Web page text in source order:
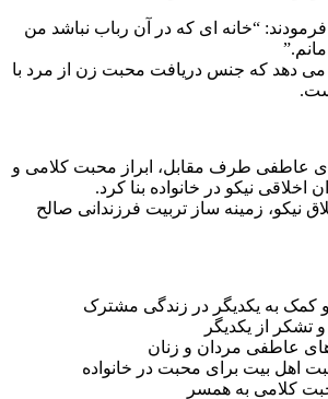
“خانه ای که در آن رباب نباشد من
دهد که جنس دریافت محبت زن از مرد با
عاطفی طرف مقابل، ابراز محبت کلامی و
اخلاقی نیکو در خانواده بنا کرد.
نیکو، زمینه ساز تربیت فرزندانی صالح
و کمک به یکدیگر در زندگی مشترک
تشکر از یکدیگر
عاطفی مردان و زنان
اهل بیت برای محبت در خانواده
کلامی به همسر